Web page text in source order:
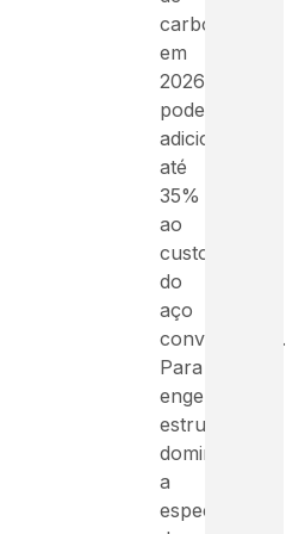
carbono
em
2026,
podendo
adicionar
até
35%
ao
custo
do
aço
convencional.
Para
engenheiros
estruturais,
dominar
a
especificação